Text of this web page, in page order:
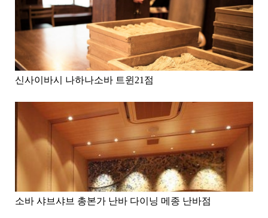
신사이바시 나하나소바 트윈21점
소바 샤브샤브 총본가 난바 다이닝 메종 난바점